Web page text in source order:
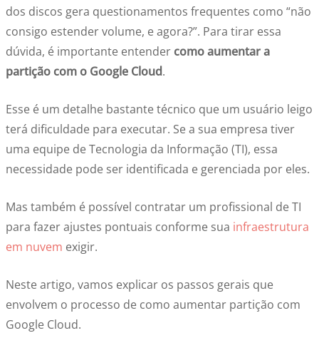
dos discos gera questionamentos frequentes como “não
consigo estender volume, e agora?”. Para tirar essa
dúvida, é importante entender como aumentar a
partição com o Google Cloud.
Esse é um detalhe bastante técnico que um usuário leigo
terá dificuldade para executar. Se a sua empresa tiver
uma equipe de Tecnologia da Informação (TI), essa
necessidade pode ser identificada e gerenciada por eles.
Mas também é possível contratar um profissional de TI
para fazer ajustes pontuais conforme sua infraestrutura
em nuvem exigir.
Neste artigo, vamos explicar os passos gerais que
envolvem o processo de como aumentar partição com
Google Cloud.